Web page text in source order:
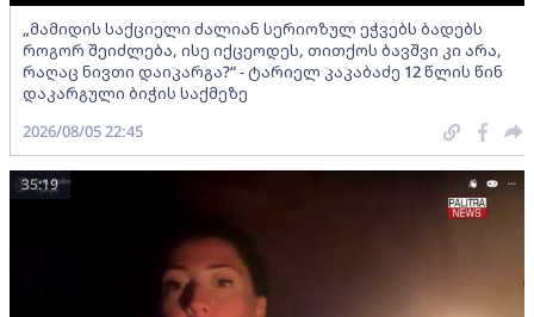
„მამიდის საქციელი ძალიან სერიოზულ ეჭვებს ბადებს
როგორ შეიძლება, ისე იქცეოდეს, თითქოს ბავშვი კი არა,
რაღაც ნივთი დაიკარგა?“ - ტარიელ კაკაბაძე 12 წლის წინ
დაკარგული ბიჭის საქმეზე
2026/08/05 22:45
35:19